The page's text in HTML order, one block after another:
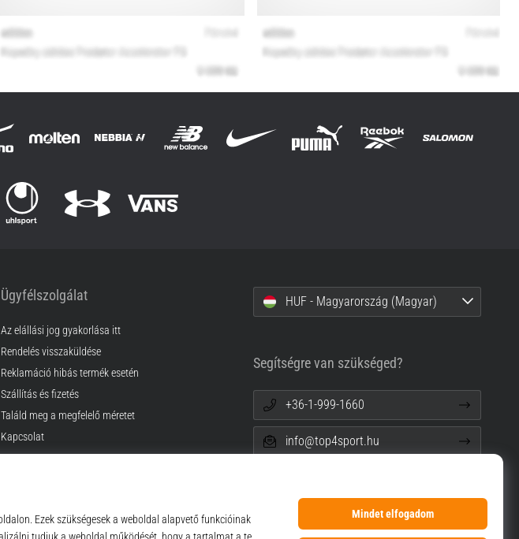
Ügyfélszolgálat
Az elállási jog gyakorlása itt
Rendelés visszaküldése
Reklamáció hibás termék esetén
Szállítás és fizetés
Találd meg a megfelelő méretet
Kapcsolat
GyIK
HUF - Magyarország (Magyar)
Segítségre van szükséged?
+36-1-999-1660
info@top4sport.hu